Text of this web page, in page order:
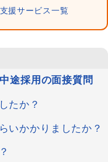
援サービス一覧
途採用の面接質問
たか？
いかかりましたか？